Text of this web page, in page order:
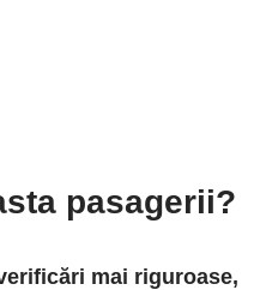
pasagerii?
mai riguroase,